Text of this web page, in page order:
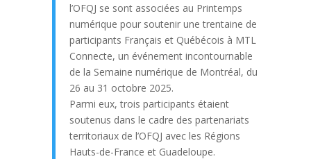
l’OFQJ se sont associées au Printemps
numérique pour soutenir une trentaine de
participants Français et Québécois à MTL
Connecte, un événement incontournable
de la Semaine numérique de Montréal, du
26 au 31 octobre 2025.
Parmi eux, trois participants étaient
soutenus dans le cadre des partenariats
territoriaux de l’OFQJ avec les Régions
Hauts-de-France et Guadeloupe.